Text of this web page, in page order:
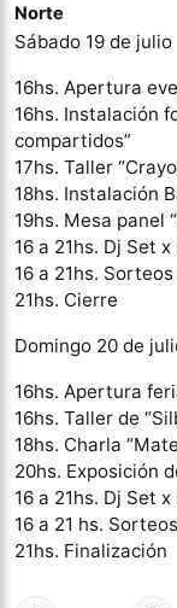
Norte
Sábado 19 de julio
16hs. Apertura
16hs. Instalación
compartidos”
17hs. Taller
18hs. Instalación
19hs. Mesa panel
16 a 21hs. Dj Set x
16 a 21hs.
21hs. Cierre
Domingo 20 de
16hs. Apertura
16hs. Taller de
18hs. Charla
20hs. Exposición
16 a 21hs. Dj Set x
16 a 21 hs.
21hs. Finalización